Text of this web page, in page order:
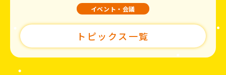
イベント・会議
トピックス一覧